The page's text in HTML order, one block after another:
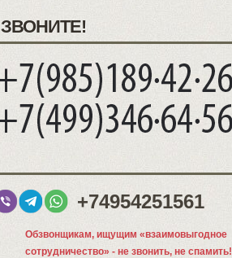
ЗВОНИТЕ!
+74954251561
Обзвонщикам, ищущим «взаимовыгодное
сотрудничество» - не звонить, не спамить!